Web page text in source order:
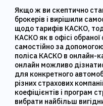
Якщо ж ви скептично
брокерів і вирішили
щодо тарифів КАСКО,
КАСКО як в офісі обраної
самостійно за
поліса КАСКО в онлайн-
онлайн можливо
для конкретного
різних страхових
коефіцієнтів і програм
вибрати найбільш